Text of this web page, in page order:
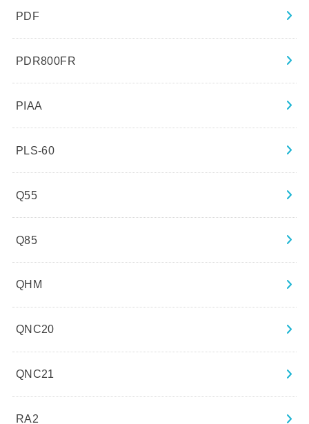
PDF
PDR800FR
PIAA
PLS-60
Q55
Q85
QHM
QNC20
QNC21
RA2